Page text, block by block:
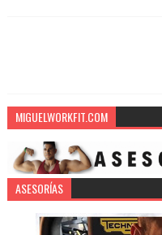
MIGUELWORKFIT.COM
ASESORÍAS